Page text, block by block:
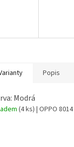
Popis
Modrá
(4 ks) | OPPO 8014